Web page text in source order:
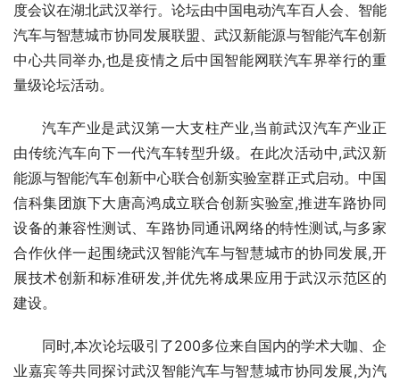
度会议在湖北武汉举行。论坛由中国电动汽车百人会、智能
汽车与智慧城市协同发展联盟、武汉新能源与智能汽车创新
中心共同举办,也是疫情之后中国智能网联汽车界举行的重
量级论坛活动。
汽车产业是武汉第一大支柱产业,当前武汉汽车产业正
由传统汽车向下一代汽车转型升级。在此次活动中,武汉新
能源与智能汽车创新中心联合创新实验室群正式启动。中国
信科集团旗下大唐高鸿成立联合创新实验室,推进车路协同
设备的兼容性测试、车路协同通讯网络的特性测试,与多家
合作伙伴一起围绕武汉智能汽车与智慧城市的协同发展,开
展技术创新和标准研发,并优先将成果应用于武汉示范区的
建设。
同时,本次论坛吸引了200多位来自国内的学术大咖、企
业嘉宾等共同探讨武汉智能汽车与智慧城市协同发展,为汽